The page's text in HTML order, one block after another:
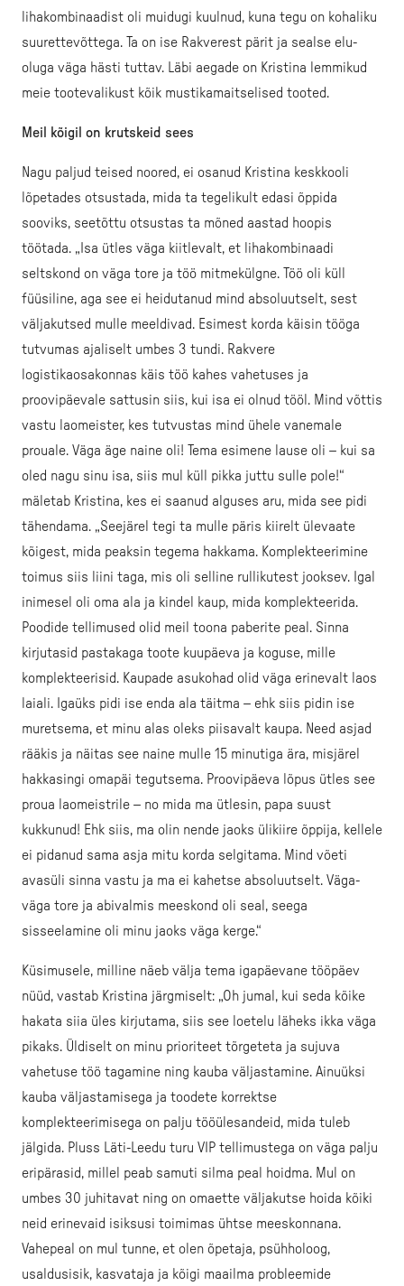
lihakombinaadist oli muidugi kuulnud, kuna tegu on kohaliku
suurettevõttega. Ta on ise Rakverest pärit ja sealse elu-
oluga väga hästi tuttav. Läbi aegade on Kristina lemmikud
meie tootevalikust kõik mustikamaitselised tooted.
Meil kõigil on krutskeid sees
Nagu paljud teised noored, ei osanud Kristina keskkooli
lõpetades otsustada, mida ta tegelikult edasi õppida
sooviks, seetõttu otsustas ta mõned aastad hoopis
töötada. „Isa ütles väga kiitlevalt, et lihakombinaadi
seltskond on väga tore ja töö mitmekülgne. Töö oli küll
füüsiline, aga see ei heidutanud mind absoluutselt, sest
väljakutsed mulle meeldivad. Esimest korda käisin tööga
tutvumas ajaliselt umbes 3 tundi. Rakvere
logistikaosakonnas käis töö kahes vahetuses ja
proovipäevale sattusin siis, kui isa ei olnud tööl. Mind võttis
vastu laomeister, kes tutvustas mind ühele vanemale
prouale. Väga äge naine oli! Tema esimene lause oli – kui sa
oled nagu sinu isa, siis mul küll pikka juttu sulle pole!“
mäletab Kristina, kes ei saanud alguses aru, mida see pidi
tähendama. „Seejärel tegi ta mulle päris kiirelt ülevaate
kõigest, mida peaksin tegema hakkama. Komplekteerimine
toimus siis liini taga, mis oli selline rullikutest jooksev. Igal
inimesel oli oma ala ja kindel kaup, mida komplekteerida.
Poodide tellimused olid meil toona paberite peal. Sinna
kirjutasid pastakaga toote kuupäeva ja koguse, mille
komplekteerisid. Kaupade asukohad olid väga erinevalt laos
laiali. Igaüks pidi ise enda ala täitma – ehk siis pidin ise
muretsema, et minu alas oleks piisavalt kaupa. Need asjad
rääkis ja näitas see naine mulle 15 minutiga ära, misjärel
hakkasingi omapäi tegutsema. Proovipäeva lõpus ütles see
proua laomeistrile – no mida ma ütlesin, papa suust
kukkunud! Ehk siis, ma olin nende jaoks ülikiire õppija, kellele
ei pidanud sama asja mitu korda selgitama. Mind võeti
avasüli sinna vastu ja ma ei kahetse absoluutselt. Väga-
väga tore ja abivalmis meeskond oli seal, seega
sisseelamine oli minu jaoks väga kerge.“
Küsimusele, milline näeb välja tema igapäevane tööpäev
nüüd, vastab Kristina järgmiselt: „Oh jumal, kui seda kõike
hakata siia üles kirjutama, siis see loetelu läheks ikka väga
pikaks. Üldiselt on minu prioriteet tõrgeteta ja sujuva
vahetuse töö tagamine ning kauba väljastamine. Ainuüksi
kauba väljastamisega ja toodete korrektse
komplekteerimisega on palju tööülesandeid, mida tuleb
jälgida. Pluss Läti-Leedu turu VIP tellimustega on väga palju
eripärasid, millel peab samuti silma peal hoidma. Mul on
umbes 30 juhitavat ning on omaette väljakutse hoida kõiki
neid erinevaid isiksusi toimimas ühtse meeskonnana.
Vahepeal on mul tunne, et olen õpetaja, psühholoog,
usaldusisik, kasvataja ja kõigi maailma probleemide